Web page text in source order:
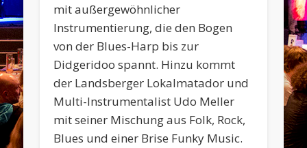
mit außergewöhnlicher
Instrumentierung, die den Bogen
von der Blues-Harp bis zur
Didgeridoo spannt. Hinzu kommt
der Landsberger Lokalmatador und
Multi-Instrumentalist Udo Meller
mit seiner Mischung aus Folk, Rock,
Blues und einer Brise Funky Music.